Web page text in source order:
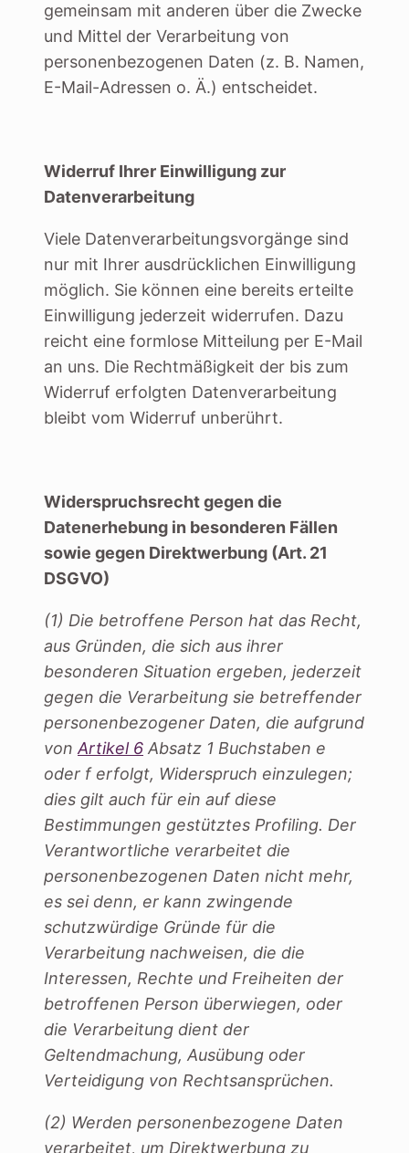
gemeinsam mit anderen über die Zwecke
und Mittel der Verarbeitung von
personenbezogenen Daten (z. B. Namen,
E-Mail-Adressen o. Ä.) entscheidet.
Widerruf Ihrer Einwilligung zur
Datenverarbeitung
Viele Datenverarbeitungsvorgänge sind
nur mit Ihrer ausdrücklichen Einwilligung
möglich. Sie können eine bereits erteilte
Einwilligung jederzeit widerrufen. Dazu
reicht eine formlose Mitteilung per E-Mail
an uns. Die Rechtmäßigkeit der bis zum
Widerruf erfolgten Datenverarbeitung
bleibt vom Widerruf unberührt.
Widerspruchsrecht gegen die
Datenerhebung in besonderen Fällen
sowie gegen Direktwerbung (Art. 21
DSGVO)
(1) Die betroffene Person hat das Recht,
aus Gründen, die sich aus ihrer
besonderen Situation ergeben, jederzeit
gegen die Verarbeitung sie betreffender
personenbezogener Daten, die aufgrund
vonArtikel 6 Absatz 1 Buchstaben e
oder f erfolgt, Widerspruch einzulegen;
dies gilt auch für ein auf diese
Bestimmungen gestütztes Profiling. Der
Verantwortliche verarbeitet die
personenbezogenen Daten nicht mehr,
es sei denn, er kann zwingende
schutzwürdige Gründe für die
Verarbeitung nachweisen, die die
Interessen, Rechte und Freiheiten der
betroffenen Person überwiegen, oder
die Verarbeitung dient der
Geltendmachung, Ausübung oder
Verteidigung von Rechtsansprüchen.
(2) Werden personenbezogene Daten
verarbeitet, um Direktwerbung zu